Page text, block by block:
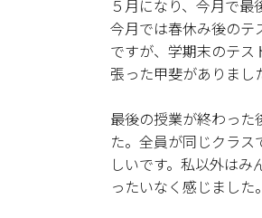
５月になり、今月で最
今月では春休み後のテ
ですが、学期末のテス
張った甲斐がありまし
最後の授業が終わった
た。全員が同じクラ
しいです。私以外は
ったいなく感じました。